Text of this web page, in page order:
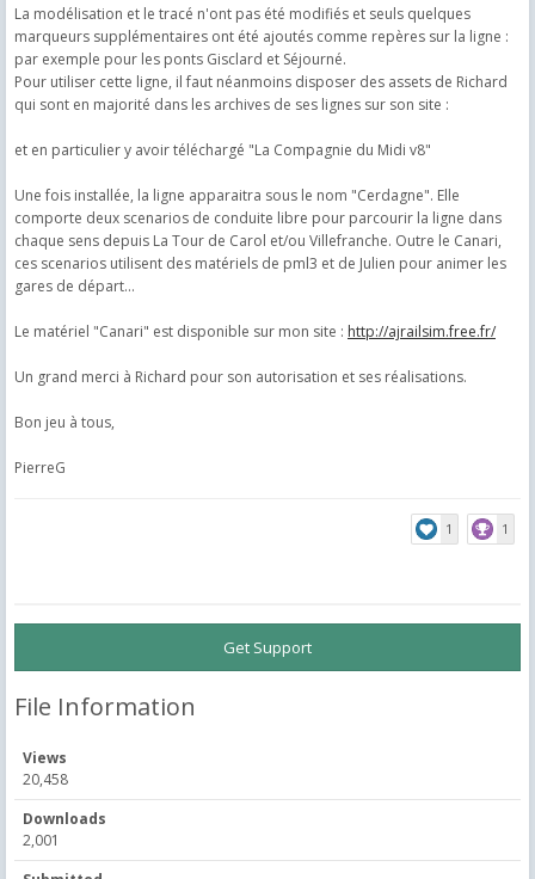
La modélisation et le tracé n'ont pas été modifiés et seuls quelques
marqueurs supplémentaires ont été ajoutés comme repères sur la ligne :
par exemple pour les ponts Gisclard et Séjourné.
Pour utiliser cette ligne, il faut néanmoins disposer des assets de Richard
qui sont en majorité dans les archives de ses lignes sur son site :
et en particulier y avoir téléchargé "La Compagnie du Midi v8"
Une fois installée, la ligne apparaitra sous le nom "Cerdagne". Elle
comporte deux scenarios de conduite libre pour parcourir la ligne dans
chaque sens depuis La Tour de Carol et/ou Villefranche. Outre le Canari,
ces scenarios utilisent des matériels de pml3 et de Julien pour animer les
gares de départ...
Le matériel "Canari" est disponible sur mon site : http://ajrailsim.free.fr/
Un grand merci à Richard pour son autorisation et ses réalisations.
Bon jeu à tous,
PierreG
1 1
Get Support
File Information
Views
20,458
Downloads
2,001